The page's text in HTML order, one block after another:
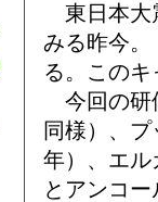
東日本大
みる昨今。
る。この
今回の研
同様）、
年）、エル
とアンコ